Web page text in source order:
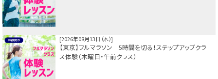
2026年08月13日（木）
【東京】フルマラソン 5時間を切る！ステップアップクラ
ス体験（木曜日・午前クラス）